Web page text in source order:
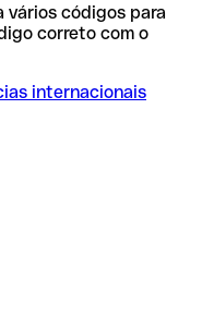
vários códigos para
correto com o
internacionais